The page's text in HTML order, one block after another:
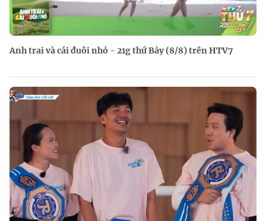
Anh trai và cái đuôi nhỏ - 21g thứ Bảy (8/8) trên HTV7